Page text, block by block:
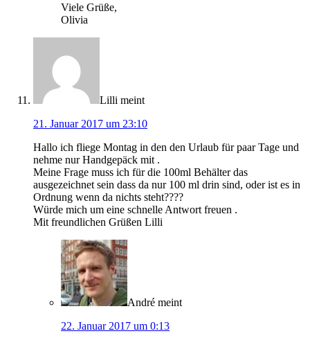
Viele Grüße,
Olivia
Lilli meint
21. Januar 2017 um 23:10
Hallo ich fliege Montag in den den Urlaub für paar Tage und
nehme nur Handgepäck mit .
Meine Frage muss ich für die 100ml Behälter das
ausgezeichnet sein dass da nur 100 ml drin sind, oder ist es in
Ordnung wenn da nichts steht????
Würde mich um eine schnelle Antwort freuen .
Mit freundlichen Grüßen Lilli
André meint
22. Januar 2017 um 0:13